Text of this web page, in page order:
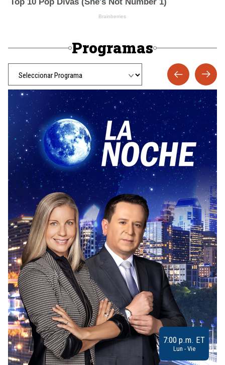
Programas
7:00 p.m. ET
Lun - Vie